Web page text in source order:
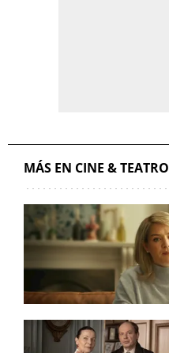
MÁS EN CINE & TEATRO